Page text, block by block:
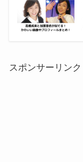
スポンサーリンク